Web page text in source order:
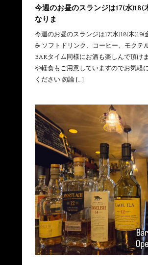
今週のお昼のスランジは17(水)18(
なりま
今週のお昼のスランジは17(水)18(木)19(
☕ ソフトドリンク、コーヒー、モクテ
BARタイム同様にお酒も楽しんで頂け
や軽食もご用意していますのでお気軽
ください 勿論 […]